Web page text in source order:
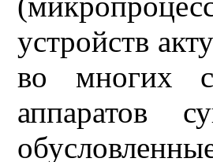
устройств
во многих
аппаратов